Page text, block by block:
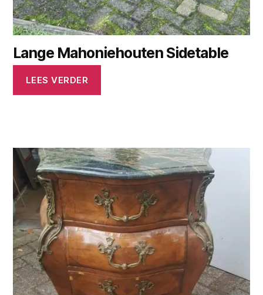
Lange Mahoniehouten Sidetable
LEES VERDER